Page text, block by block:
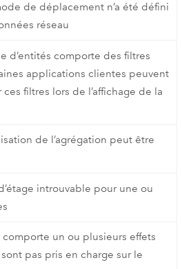
de déplacement n’a été défini
réseau
d’entités comporte des filtres
applications clientes peuvent
filtres lors de l’affichage de la
de l’agrégation peut être
introuvable pour une ou
un ou plusieurs effets
pas pris en charge sur le